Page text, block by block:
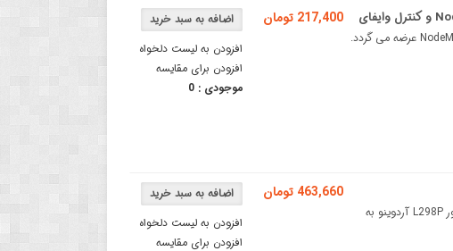
افزودن به لیست دلخواه
افزودن برای مقایسه
موجودی :0
217,400 تومان
شیلد موتور درایور L293D***این درایور بدون برد کنترلی NodeMCU عرضه می گردد.
افزودن به لیست دلخواه
افزودن برای مقایسه
463,660 تومان
شیلد موتور درایور L298P آردوینو دارای بازرشیلد موتور درایور L298P آردوینو به